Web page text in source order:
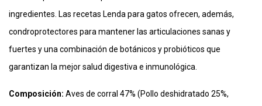
ingredientes. Las recetas Lenda para gatos ofrecen, además,
condroprotectores para mantener las articulaciones sanas y
fuertes y una combinación de botánicos y probióticos que
garantizan la mejor salud digestiva e inmunológica.
Composición: Aves de corral 47% (Pollo deshidratado 25%,